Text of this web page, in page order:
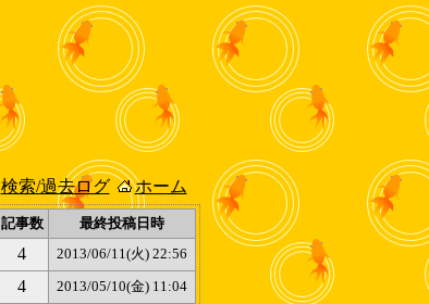
検索/過去ログ ホーム
記事数 最終投稿日時
4 2013/06/11(火) 22:56
4 2013/05/10(金) 11:04